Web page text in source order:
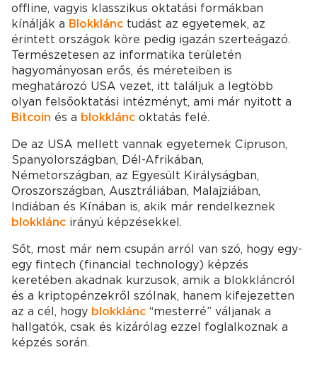
offline, vagyis klasszikus oktatási formákban
kínálják a Blokklánc tudást az egyetemek, az
érintett országok köre pedig igazán szerteágazó.
Természetesen az informatika területén
hagyományosan erős, és méreteiben is
meghatározó USA vezet, itt találjuk a legtöbb
olyan felsőoktatási intézményt, ami már nyitott a
Bitcoin és a blokklánc oktatás felé.
De az USA mellett vannak egyetemek Cipruson,
Spanyolországban, Dél-Afrikában,
Németországban, az Egyesült Királyságban,
Oroszországban, Ausztráliában, Malajziában,
Indiában és Kínában is, akik már rendelkeznek
blokklánc irányú képzésekkel.
Sőt, most már nem csupán arról van szó, hogy egy-
egy fintech (financial technology) képzés
keretében akadnak kurzusok, amik a blokkláncról
és a kriptopénzekről szólnak, hanem kifejezetten
az a cél, hogy blokklánc “mesterré” váljanak a
hallgatók, csak és kizárólag ezzel foglalkoznak a
képzés során.